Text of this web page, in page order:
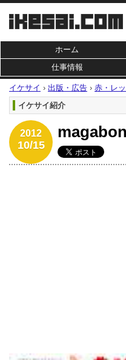
ホーム
仕事情報
イケサイ › 出版・広告 › 赤・レ
イケサイ紹介
2012
10/15